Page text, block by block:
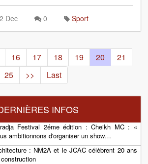
Dec 0 Sport
16 17 18 19 20
21
25 >> Last
INFOS
Festival 2éme édition : Cheikh MC : «
ambitionnons d'organiser un show…
: NM2A et le JCAC célèbrent 20 ans